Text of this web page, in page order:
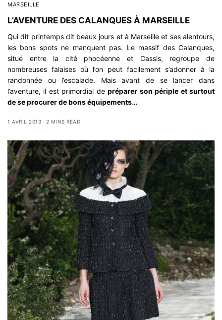
MARSEILLE
L’AVENTURE DES CALANQUES À MARSEILLE
Qui dit printemps dit beaux jours et à Marseille et ses alentours,
les bons spots ne manquent pas. Le massif des Calanques,
situé entre la cité phocéenne et Cassis, regroupe de
nombreuses falaises où l’on peut facilement s’adonner à la
randonnée ou l’escalade. Mais avant de se lancer dans
l’aventure, il est primordial depréparer son périple et surtout
de se procurer de bons équipements…
1 AVRIL 2013 2 MINS READ